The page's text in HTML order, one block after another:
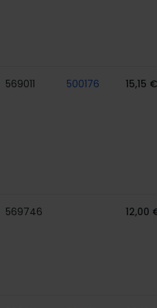
569011 500176 15,15 €
569746 12,00